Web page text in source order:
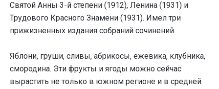
Святой Анны 3-й степени (1912), Ленина (1931) и
Трудового Красного Знамени (1931). Имел три
прижизненных издания собраний сочинений.
Яблони, груши, сливы, абрикосы, ежевика, клубника,
смородина. Эти фрукты и ягоды можно сейчас
вырастить не только в южном регионе и в средней